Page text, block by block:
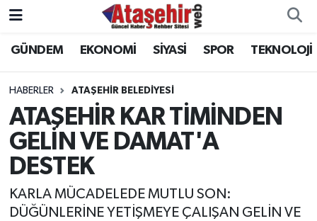
GÜNDEM EKONOMİ SİYASİ SPOR TEKNOLOJİ
HABERLER ATAŞEHİR BELEDİYESİ
ATAŞEHİR KAR TİMİNDEN
GELİN VE DAMAT'A
DESTEK
KARLA MÜCADELEDE MUTLU SON:
DÜĞÜNLERİNE YETİŞMEYE ÇALIŞAN GELİN VE
Hava Durumu
Trafik Durumu
Süper Lig Puan Durumu ve Fikstür
Tüm Manşetler
Son Dakika Haberleri